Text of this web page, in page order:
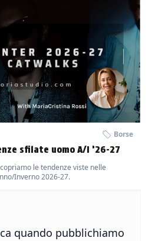
Borse
sfilate uomo A/I ’26-27
le tendenze viste nelle
Inverno 2026-27.
quando pubblichiamo